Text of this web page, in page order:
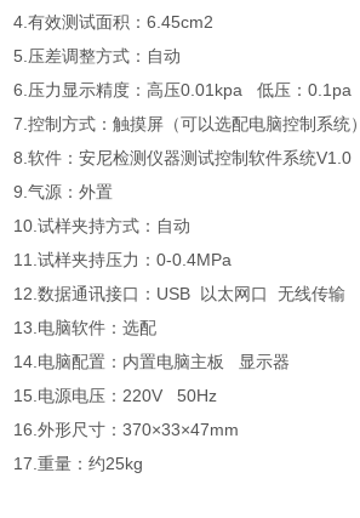
4.有效测试面积：6.45cm2
5.压差调整方式：自动
6.压力显示精度：高压0.01kpa 低压：0.1pa
7.控制方式：触摸屏（可以选配电脑控制系统）
8.软件：安尼检测仪器测试控制软件系统V1.0
9.气源：外置
10.试样夹持方式：自动
11.试样夹持压力：0-0.4MPa
12.数据通讯接口：USB 以太网口 无线传输
13.电脑软件：选配
14.电脑配置：内置电脑主板 显示器
15.电源电压：220V 50Hz
16.外形尺寸：370×33×47mm
17.重量：约25kg